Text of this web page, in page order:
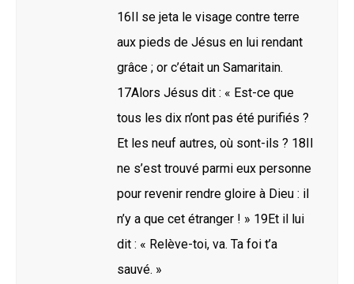
16Il se jeta le visage contre terre
aux pieds de Jésus en lui rendant
grâce ; or c’était un Samaritain.
17Alors Jésus dit : « Est-ce que
tous les dix n’ont pas été purifiés ?
Et les neuf autres, où sont-ils ? 18Il
ne s’est trouvé parmi eux personne
pour revenir rendre gloire à Dieu : il
n’y a que cet étranger ! » 19Et il lui
dit : « Relève-toi, va. Ta foi t’a
sauvé. »